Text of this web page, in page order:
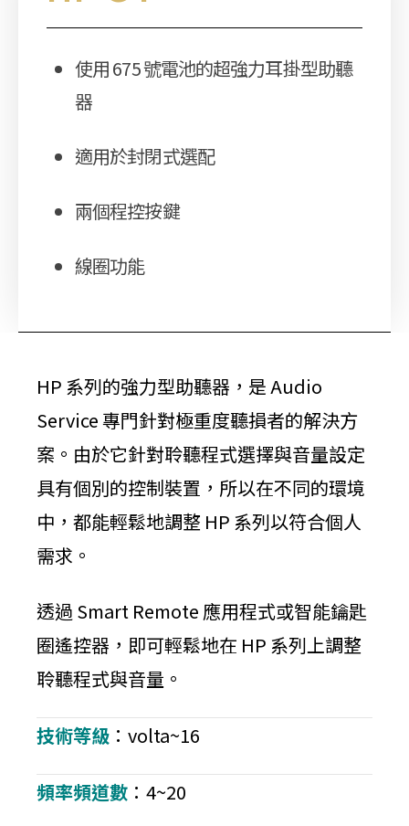
使用 675 號電池的超強力耳掛型助聽
器
適用於封閉式選配
兩個程控按鍵
線圈功能
HP 系列的強力型助聽器，是 Audio
Service 專門針對極重度聽損者的解決方
案。由於它針對聆聽程式選擇與音量設定
具有個別的控制裝置，所以在不同的環境
中，都能輕鬆地調整 HP 系列以符合個人
需求。
透過 Smart Remote 應用程式或智能鑰匙
圈遙控器，即可輕鬆地在 HP 系列上調整
聆聽程式與音量。
技術等級 ：volta~16
頻率頻道數 ：4~20